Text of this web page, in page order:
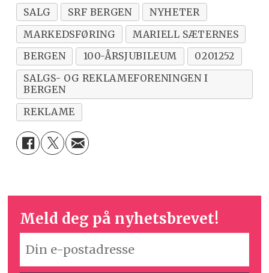
SALG SRF BERGEN
NYHETER
MARKEDSFØRING
MARIELL SÆTERNES
BERGEN
100-ÅRSJUBILEUM
0201252
SALGS- OG REKLAMEFORENINGEN I
BERGEN
REKLAME
Meld deg på nyhetsbrevet!